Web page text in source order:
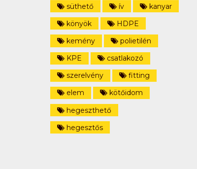
süthető
ív
kanyar
könyök
HDPE
kemény
polietilén
KPE
csatlakozó
szerelvény
fitting
elem
kötőidom
hegeszthető
hegesztős